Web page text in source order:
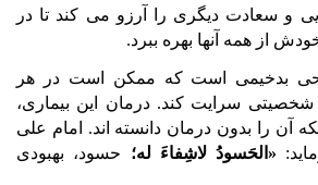
و سعادت دیگری را آرزو می کند تا در
از همه آنها بهره ببرد.
بدخیمی است که ممکن است در هر
سرایت کند. درمان این بیماری،
آن را بدون درمان دانسته اند. امام علی
«الحَسودُ لاشِفاءَ له؛ حسود، بهبودی